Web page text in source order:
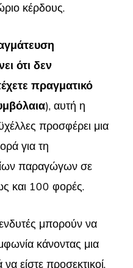
κέρδους.
ότι δεν
πραγματικό
), αυτή η
προσφέρει μια
για τη
παραγώγων σε
και 100 φορές.
μπορούν να
κάνοντας μια
είστε προσεκτικοί,